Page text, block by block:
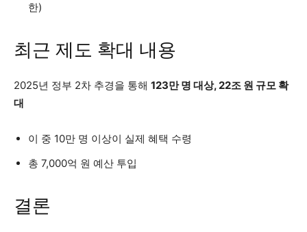
한)
최근 제도 확대 내용
2025년 정부 2차 추경을 통해 123만 명 대상, 22조 원 규모 확
대
이 중 10만 명 이상이 실제 혜택 수령
총 7,000억 원 예산 투입
결론